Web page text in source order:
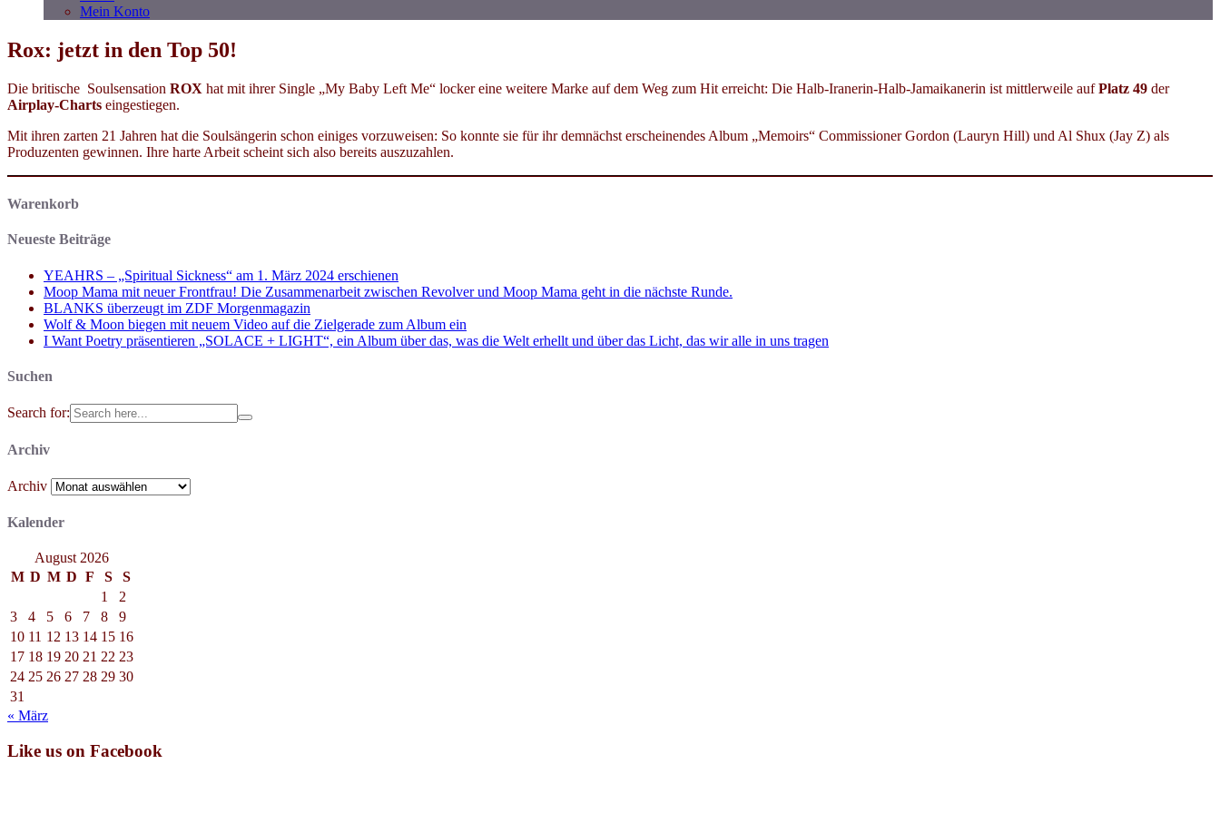
Mein Konto
Rox: jetzt in den Top 50!
Die britische Soulsensation ROX hat mit ihrer Single „My Baby Left Me“ locker eine weitere Marke auf dem Weg zum Hit erreicht: Die Halb-Iranerin-Halb-Jamaikanerin ist mittlerweile aufPlatz 49 der
Airplay-Charts eingestiegen.
Mit ihren zarten 21 Jahren hat die Soulsängerin schon einiges vorzuweisen: So konnte sie für ihr demnächst erscheinendes Album „Memoirs“ Commissioner Gordon (Lauryn Hill) und Al Shux (Jay Z) als
Produzenten gewinnen. Ihre harte Arbeit scheint sich also bereits auszuzahlen.
Warenkorb
Neueste Beiträge
YEAHRS – „Spiritual Sickness“ am 1. März 2024 erschienen
Moop Mama mit neuer Frontfrau! Die Zusammenarbeit zwischen Revolver und Moop Mama geht in die nächste Runde.
BLANKS überzeugt im ZDF Morgenmagazin
Wolf & Moon biegen mit neuem Video auf die Zielgerade zum Album ein
I Want Poetry präsentieren „SOLACE + LIGHT“, ein Album über das, was die Welt erhellt und über das Licht, das wir alle in uns tragen
Suchen
Search for:
Archiv
Archiv
Kalender
August 2026
M D M D F S
S
1
2
3
4 5 6 7 8
9
10 11 12 13 14 15 16
17 18 19 20 21 22 23
24 25 26 27 28 29 30
31
« März
Like us on Facebook